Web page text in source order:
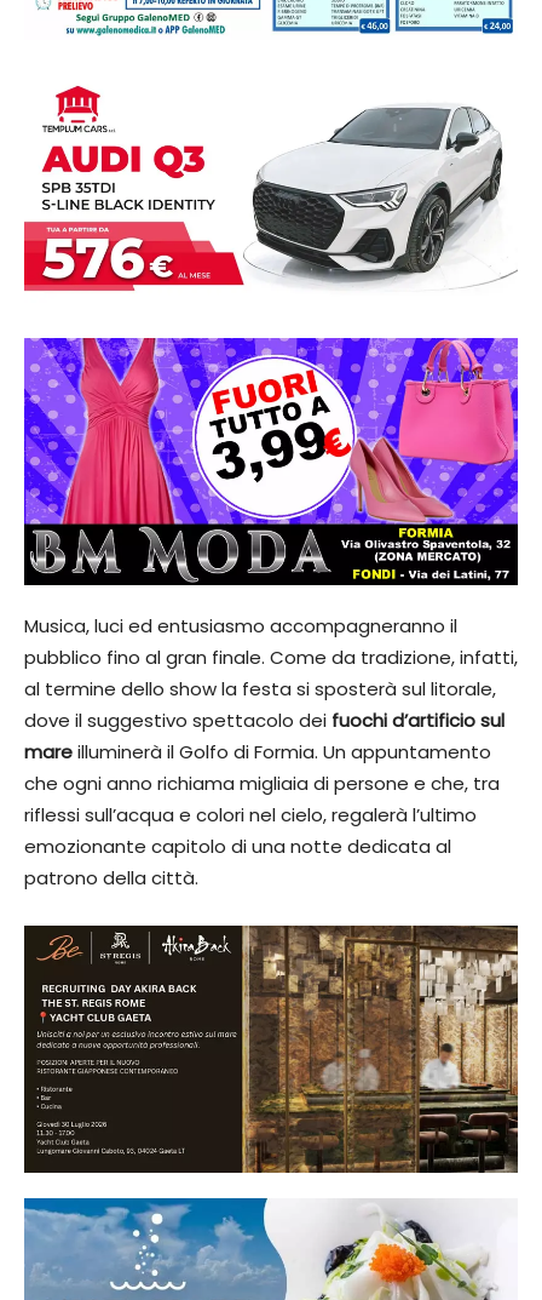
Musica, luci ed entusiasmo accompagneranno il
pubblico fino al gran finale. Come da tradizione, infatti,
al termine dello show la festa si sposterà sul litorale,
dove il suggestivo spettacolo dei fuochi d’artificio sul
mareilluminerà il Golfo di Formia. Un appuntamento
che ogni anno richiama migliaia di persone e che, tra
riflessi sull’acqua e colori nel cielo, regalerà l’ultimo
emozionante capitolo di una notte dedicata al
patrono della città.